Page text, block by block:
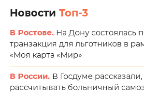
Новости Топ-3
В Ростове. На Дону состоялась
транзакция для льготников в
«Моя карта «Мир»
В России. В Госдуме рассказали,
рассчитывать больничный